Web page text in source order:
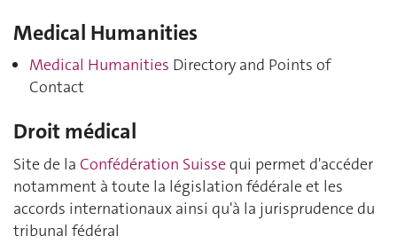
Medical Humanities
Medical Humanities Directory and Points of
Contact
Droit médical
Site de la Confédération Suisse qui permet d'accéder
notamment à toute la législation fédérale et les
accords internationaux ainsi qu'à la jurisprudence du
tribunal fédéral